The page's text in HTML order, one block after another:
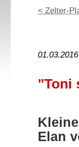
< Zelter-
01.03.2016
"Toni
Elan